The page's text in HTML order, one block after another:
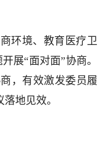
环境、教育医疗卫
展“面对面”协商。
，有效激发委员履
地见效。